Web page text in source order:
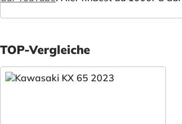
TOP-Vergleiche